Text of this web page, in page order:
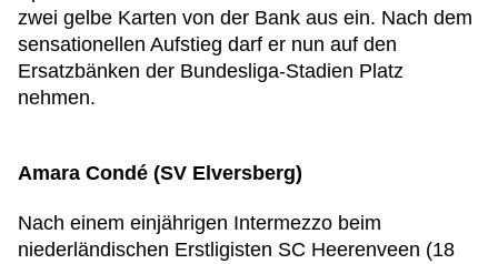
zwei gelbe Karten von der Bank aus ein. Nach dem
sensationellen Aufstieg darf er nun auf den
Ersatzbänken der Bundesliga-Stadien Platz
nehmen.
Amara Condé (SV Elversberg)
Nach einem einjährigen Intermezzo beim
niederländischen Erstligisten SC Heerenveen (18